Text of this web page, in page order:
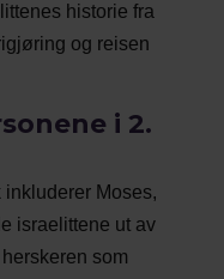
historie fra
og reisen
i 2.
Moses,
israelittene ut av
som